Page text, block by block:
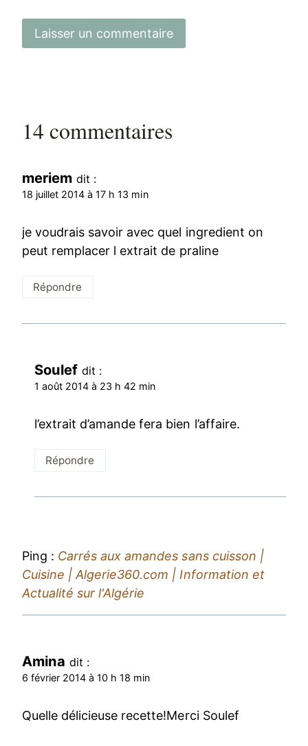
14 commentaires
meriem dit :
18 juillet 2014 à 17 h 13 min
je voudrais savoir avec quel ingredient on
peut remplacer l extrait de praline
Répondre
Soulef dit :
1 août 2014 à 23 h 42 min
l’extrait d’amande fera bien l’affaire.
Répondre
Ping : Carrés aux amandes sans cuisson |
Cuisine | Algerie360.com | Information et
Actualité sur l'Algérie
Amina dit :
6 février 2014 à 10 h 18 min
Quelle délicieuse recette!Merci Soulef